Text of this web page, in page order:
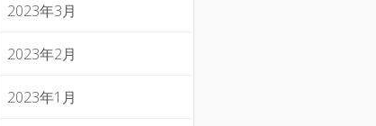
2023年3月
2023年2月
2023年1月